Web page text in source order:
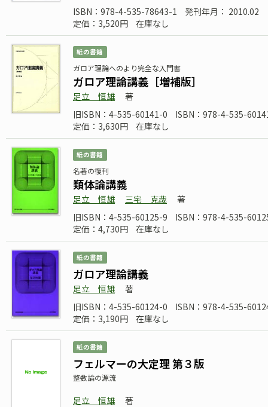
ISBN：978-4-535-78643-1
発刊年月： 2010.02
定価：3,520円
在庫なし
紙の書籍
ガロア理論へのより完全な入門書
ガロア理論講義［増補版］
足立 恒雄
著
旧ISBN：4-535-60141-0
ISBN：978-4-535-
定価：3,630円
在庫なし
紙の書籍
名著の復刊
類体論講義
足立 恒雄 三宅 克哉
著
旧ISBN：4-535-60125-9
ISBN：978-4-535-
定価：4,730円
在庫なし
紙の書籍
ガロア理論講義
足立 恒雄
著
旧ISBN：4-535-60124-0
ISBN：978-4-535-
定価：3,190円
在庫なし
紙の書籍
フェルマーの大定理 第３版
整数論の源流
足立 恒雄
著